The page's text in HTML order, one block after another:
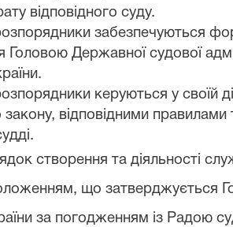
відповідного суду.
забезпечуються
Державної судової
керуються у своїй
відповідними
створення та діяльності
що затверджується
за погодженням із Радою